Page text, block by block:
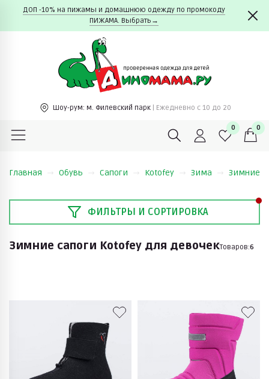
ДОП -10% на пижамы и домашнюю одежду по промокоду
ПИЖАМА. Выбрать→
Шоу-рум: м. Филевский парк | Ежедневно c 10 до 20
0 0
Главная Обувь Сапоги Kotofey Зима Зимние
ФИЛЬТРЫ И СОРТИРОВКА
Зимние сапоги Kotofey для девочекТоваров:6